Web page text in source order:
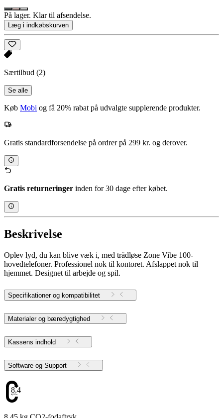
På lager. Klar til afsendelse.
Læg i indkøbskurven
Særtilbud (2)
Se alle
Køb Mobi og få 20% rabat på udvalgte supplerende produkter.
Gratis standardforsendelse på ordrer på 299 kr. og derover.
Gratis returneringer inden for 30 dage efter købet.
Beskrivelse
Oplev lyd, du kan blive væk i, med trådløse Zone Vibe 100-
hovedtelefoner. Professionel nok til kontoret. Afslappet nok til
hjemmet. Designet til arbejde og spil.
Specifikationer og kompatibilitet
Materialer og bæredygtighed
Kassens indhold
Software og Support
8.45